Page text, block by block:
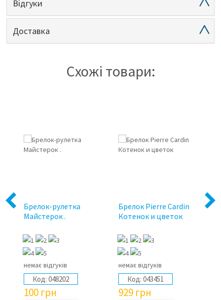
Відгуки
Доставка
Схожі товари:
Previous
Брелок-рулетка
Майстерок .
немає відгуків
Код: 048202
100 грн
Брелок Рierre Сardin
Котенок и цветок
немає відгуків
Код: 043451
929 грн
Next